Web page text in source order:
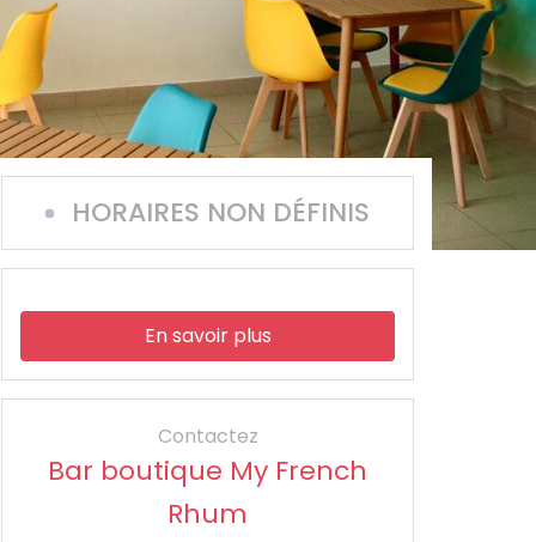
HORAIRES NON DÉFINIS
En savoir plus
Contactez
Bar boutique My French
Rhum